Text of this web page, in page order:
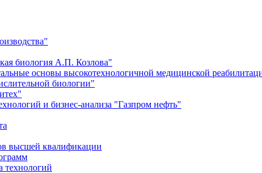
биология А.П. Козлова"
основы высокотехнологичной медицинской
биологии"
и бизнес-анализа "Газпром нефть"
высшей квалификации
технологий